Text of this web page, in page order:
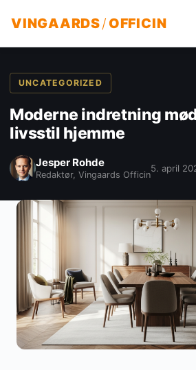
VINGAARDS/OFFICIN
UNCATEGORIZED
Moderne indretning
livsstil hjemme
Jesper Rohde
Redaktør, Vingaards Officin
5. april